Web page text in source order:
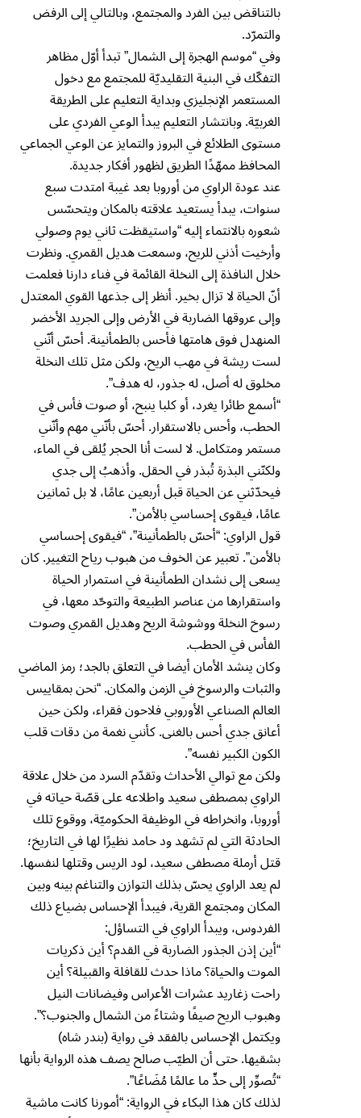
بالتناقض بين الفرد والمجتمع، وبالتالي إلى الرفض
والتمرّد.
وفي “موسم الهجرة إلى الشمال” تبدأ أوّل مظاهر
التفكّك في البنية التقليديّة للمجتمع مع دخول
المستعمر الإنجليزي وبداية التعليم على الطريقة
الغربيّة. وبانتشار التعليم يبدأ الوعي الفردي على
مستوى الطلائع في البروز والتمايز عن الوعي الجماعي
المحافظ ممهّدًا الطريق لظهور أفكار جديدة.
عند عودة الراوي من أوروبا بعد غيبة امتدت سبع
سنوات، يبدأ يستعيد علاقته بالمكان ويتحسّس
شعوره بالانتماء إليه “واستيقظت ثاني يوم وصولي
وأرخيت أذني للريح، وسمعت هديل القمري. ونظرت
خلال النافذة إلى النخلة القائمة في فناء دارنا فعلمت
أنّ الحياة لا تزال بخير. أنظر إلى جذعها القوي المعتدل
وإلى عروقها الضاربة في الأرض وإلى الجريد الأخضر
المنهدل فوق هامتها فأحس بالطمأنينة. أحسّ أنّني
لست ريشة في مهب الريح، ولكن مثل تلك النخلة
مخلوق له أصل، له جذور، له هدف”.
“أسمع طائرا يغرد، أو كلبا ينبح، أو صوت فأس في
الحطب، وأحس بالاستقرار. أحسّ بأنّني مهم وأنّني
مستمر ومتكامل. لا لست أنا الحجر يُلقى في الماء،
ولكنّني البذرة تُبذر في الحقل. وأذهبُ إلى جدي
فيحدّثني عن الحياة قبل أربعين عامًا، لا بل ثمانين
عامًا، فيقوى إحساسي بالأمن”.
قول الراوي: “أحسّ بالطمأنينة”، “فيقوى إحساسي
بالأمن”. تعبير عن الخوف من هبوب رياح التغيير. كان
يسعى إلى نشدان الطمأنينة في استمرار الحياة
واستقرارها من عناصر الطبيعة والتوحّد معها، في
رسوخ النخلة ووشوشة الريح وهديل القمري وصوت
الفأس في الحطب.
وكان ينشد الأمان أيضا في التعلق بالجد؛ رمز الماضي
والثبات والرسوخ في الزمن والمكان. “نحن بمقاييس
العالم الصناعي الأوروبي فلاحون فقراء، ولكن حين
أعانق جدي أحس بالغنى. كأنني نغمة من دقات قلب
الكون الكبير نفسه”.
ولكن مع توالي الأحداث وتقدّم السرد من خلال علاقة
الراوي بمصطفى سعيد واطلاعه على قصّة حياته في
أوروبا، وانخراطه في الوظيفة الحكوميّة، ووقوع تلك
الحادثة التي لم تشهد ود حامد نظيرًا لها في التاريخ؛
قتل أرملة مصطفى سعيد، لود الريس وقتلها لنفسها.
لم يعد الراوي يحسّ بذلك التوازن والتناغم بينه وبين
المكان ومجتمع القرية، فيبدأ الإحساس بضياع ذلك
الفردوس، ويبدأ الراوي في التساؤل:
“أين إذن الجذور الضاربة في القدم؟ أين ذكريات
الموت والحياة؟ ماذا حدث للقافلة والقبيلة؟ أين
راحت زغاريد عشرات الأعراس وفيضانات النيل
وهبوب الريح صيفًا وشتاءً من الشمال والجنوب؟”.
ويكتمل الإحساس بالفقد في رواية (بندر شاه)
بشقيها. حتى أن الطيّب صالح يصف هذه الرواية بأنها
“تُصوِّر إلى حدٍّ ما عالمًا مُضَاعًا”.
لذلك كان هذا البكاء في الرواية: “أمورنا كانت ماشية